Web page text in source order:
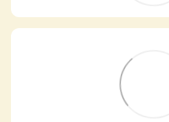
Тепер онлайн-
безкоштовно
магазин і